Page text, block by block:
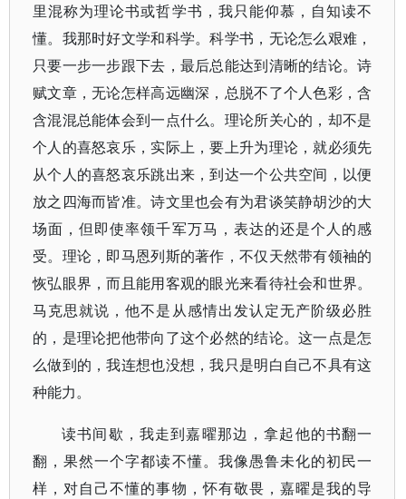
里混称为理论书或哲学书，我只能仰慕，自知读不
懂。我那时好文学和科学。科学书，无论怎么艰难，
只要一步一步跟下去，最后总能达到清晰的结论。诗
赋文章，无论怎样高远幽深，总脱不了个人色彩，含
含混混总能体会到一点什么。理论所关心的，却不是
个人的喜怒哀乐，实际上，要上升为理论，就必须先
从个人的喜怒哀乐跳出来，到达一个公共空间，以便
放之四海而皆准。诗文里也会有为君谈笑静胡沙的大
场面，但即使率领千军万马，表达的还是个人的感
受。理论，即马恩列斯的著作，不仅天然带有领袖的
恢弘眼界，而且能用客观的眼光来看待社会和世界。
马克思就说，他不是从感情出发认定无产阶级必胜
的，是理论把他带向了这个必然的结论。这一点是怎
么做到的，我连想也没想，我只是明白自己不具有这
种能力。
读书间歇，我走到嘉曜那边，拿起他的书翻一
翻，果然一个字都读不懂。我像愚鲁未化的初民一
样，对自己不懂的事物，怀有敬畏，嘉曜是我的导